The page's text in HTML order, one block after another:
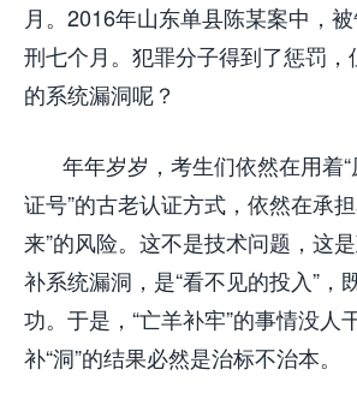
月。2016年山东单县陈某案中，
刑七个月。犯罪分子得到了惩罚
的系统漏洞呢？
年年岁岁，考生们依然在用着
证号”的古老认证方式，依然在承
来”的风险。这不是技术问题，这
补系统漏洞，是“看不见的投入”，
功。于是，“亡羊补牢”的事情没人
补“洞”的结果必然是治标不治本。